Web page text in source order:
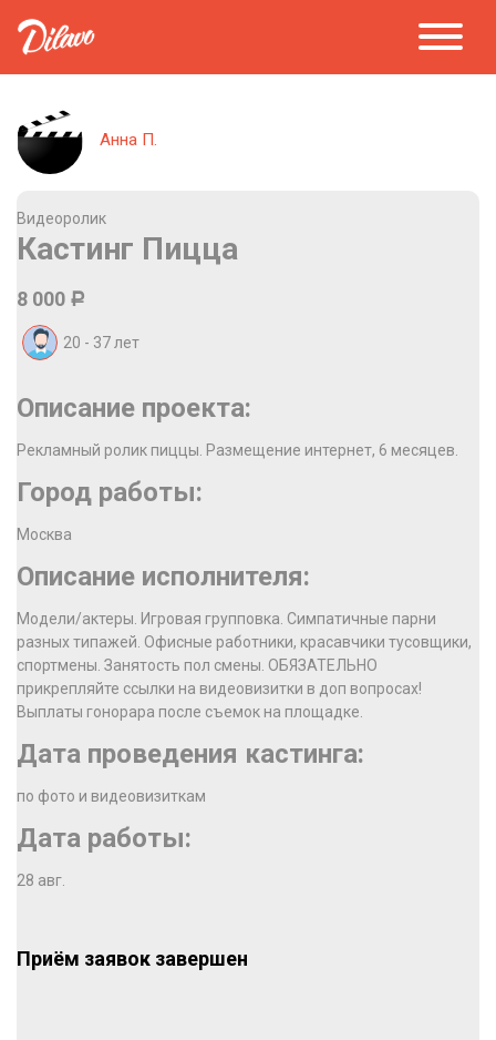
Анна П.
Видеоролик
Кастинг Пицца
8 000 Р
20 - 37 лет
Описание проекта:
Рекламный ролик пиццы. Размещение интернет, 6 месяцев.
Город работы:
Москва
Описание исполнителя:
Модели/актеры. Игровая групповка. Симпатичные парни
разных типажей. Офисные работники, красавчики тусовщики,
спортмены. Занятость пол смены. ОБЯЗАТЕЛЬНО
прикрепляйте ссылки на видеовизитки в доп вопросах!
Выплаты гонорара после съемок на площадке.
Дата проведения кастинга:
по фото и видеовизиткам
Дата работы:
28 авг.
Приём заявок завершен